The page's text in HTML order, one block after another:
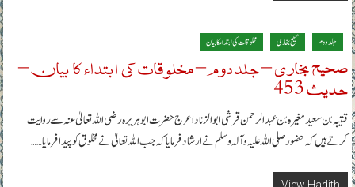
جلد دوم صحیح بخاری مخلوقات کی ابتداء کا بیان
صحیح بخاری – جلد دوم – مخلوقات کی ابتداء کا بیان –
حدیث 453
قتیبہ بن سعید مغیرہ بن عبدالرحمن قرشی ابوالزناد اعرج حضرت ابوہریرہ رضی اللہ تعالیٰ عنہ سے روایت
کرتے ہیں کہ حضور صلی اللہ علیہ وآلہ وسلم نے ارشاد فرمایا کہ جب اللہ تعالیٰ نے مخلوق کو پیدا فرمایا……